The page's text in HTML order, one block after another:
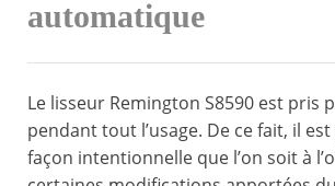
automatique
Le lisseur Remington S8590 est pris
pendant tout l’usage. De ce fait, il
façon intentionnelle que l’on soit à